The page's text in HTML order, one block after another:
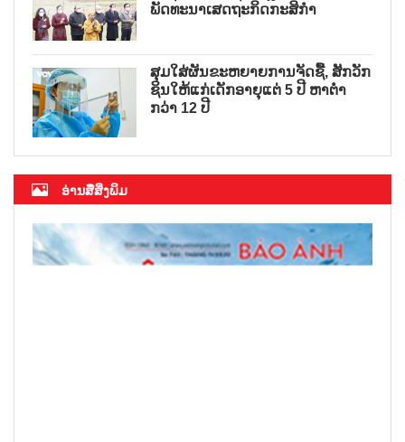
ພັດທະນາເສດຖະກິດກະສິກຳ
ສຸມໃສ່ຜັນຂະຫຍາຍການຈັດຊື້, ສັກວັກ
ຊິນໃຫ້ແກ່ເດັກອາຍຸແຕ່ 5 ປີ ຫາຕ່ຳ
ກວ່າ 12 ປີ
ອ່ານສື່ສິ່ງພິມ